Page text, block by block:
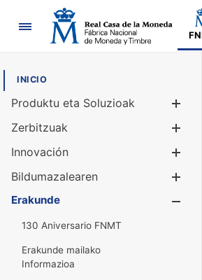
Nabigazioa
INICIO
Produktu eta Soluzioak
Zerbitzuak
Innovación
Bildumazalearen
Erakunde
130 Aniversario FNMT
Erakunde mailako
Informazioa